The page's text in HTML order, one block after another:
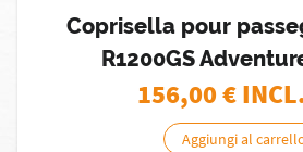
Coprisella pour
R1200GS
156,00€
Aggiungi al